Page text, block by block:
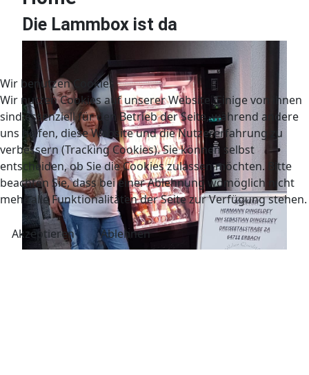
Die Lammbox ist da
Wir benutzen Cookies
Wir nutzen Cookies auf unserer Website. Einige von ihnen
sind essenziell für den Betrieb der Seite, während andere
uns helfen, diese Website und die Nutzererfahrung zu
verbessern (Tracking Cookies). Sie können selbst
entscheiden, ob Sie die Cookies zulassen möchten. Bitte
beachten Sie, dass bei einer Ablehnung womöglich nicht
mehr alle Funktionalitäten der Seite zur Verfügung stehen.
Akzeptieren Ablehnen